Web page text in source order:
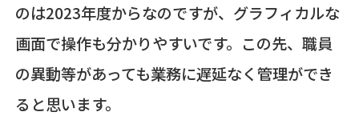
のは2023年度からなのですが、グラフィカルな
画面で操作も分かりやすいです。この先、職員
の異動等があっても業務に遅延なく管理ができ
ると思います。